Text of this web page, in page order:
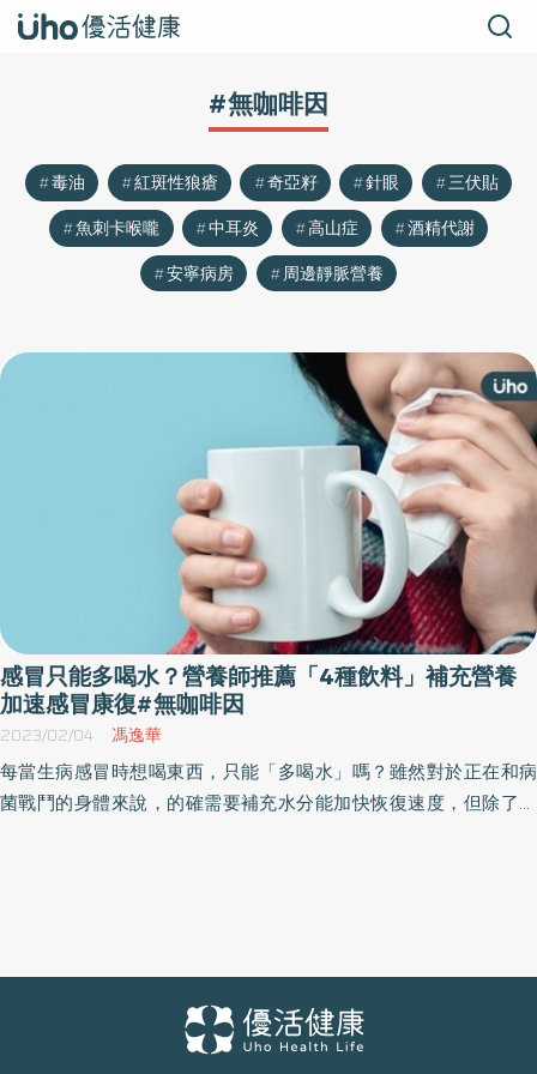
#無咖啡因
毒油 紅斑性狼瘡 奇亞籽 針眼
三伏貼
魚刺卡喉嚨
中耳炎 高山症
酒精代謝
安寧病房
周邊靜脈營養
感冒只能多喝水？營養師推薦「4種飲料」補充營養
加速感冒康復#無咖啡因
2023/02/04 馮逸華
每當生病感冒時想喝東西，只能「多喝水」嗎？雖然對於正在和病
菌戰鬥的身體來說，的確需要補充水分能加快恢復速度，但除了多